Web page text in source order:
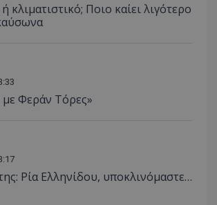
κλιματιστικό; Ποιο καίει λιγότερο
Φεράν Τόρες»
Ρία Ελληνίδου, υποκλινόμαστε…